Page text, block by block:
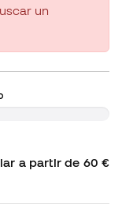
un
a partir de 60 €